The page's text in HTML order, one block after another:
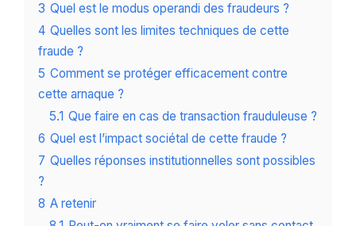
3 Quel est le modus operandi des fraudeurs ?
4 Quelles sont les limites techniques de cette
fraude ?
5 Comment se protéger efficacement contre
cette arnaque ?
5.1 Que faire en cas de transaction frauduleuse ?
6 Quel est l’impact sociétal de cette fraude ?
7 Quelles réponses institutionnelles sont possibles
?
8 A retenir